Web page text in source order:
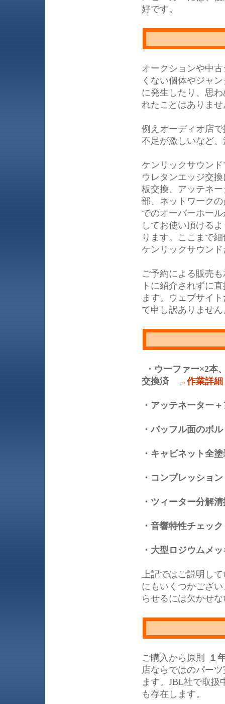
好です。
オークションや中
くない個体やジャ
に発生したり、思
れたことはありませ
例えオーディオ店
不足が激しいなど
ケンリックサウン
ウレタンエッジ交
板交換、アッテネ
部、ネットワーク
でのオーバーホー
してお使い頂ける
ります。ここまで
ケンリックサウン
ご予約による販売
トに紹介されずに
ます。ウェブサイ
て申し訳ありません
・ウーファー×2本
交換済
→作業詳細
・アッテネーター
・バッフル面のボ
・キャビネット全塗
・コンプレッショ
・ツィーター分解
・音響特性チェッ
・大型ロジウムメ
上記ではご説明し
にもいくつかござ
らせるには欠かせ
ご購入から原則
１
店ならではのパー
ます。JBL社で取扱
も存在します。